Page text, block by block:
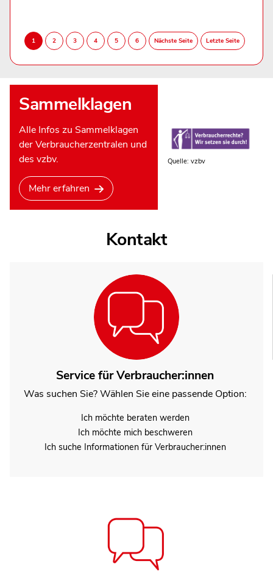
Sammelklagen
Alle Infos zu Sammelklagen
der Verbraucherzentralen und
des vzbv.
Mehr erfahren
Quelle: vzbv
Kontakt
Service für Verbraucher:innen
Was suchen Sie? Wählen Sie eine passende Option:
Ich möchte beraten werden
Ich möchte mich beschweren
Ich suche Informationen für Verbraucher:innen